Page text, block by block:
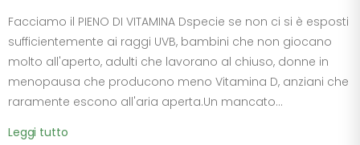
Facciamo il PIENO DI VITAMINA Dspecie se non ci si è esposti
sufficientemente ai raggi UVB, bambini che non giocano
molto all'aperto, adulti che lavorano al chiuso, donne in
menopausa che producono meno Vitamina D, anziani che
raramente escono all'aria aperta.Un mancato...
Leggi tutto